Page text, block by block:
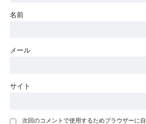
名前
メール
サイト
次回のコメントで使用するためブラウザーに